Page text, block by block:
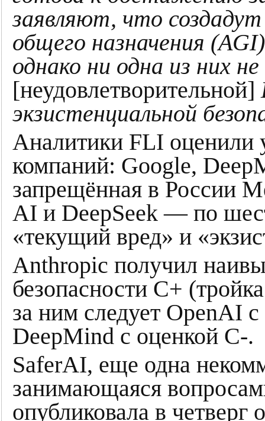
заявляют, что
общего назначения
однако ни одна из них
[неудовлетворительной]
экзистенциальной
Аналитики FLI оценили
компаний: Google,
запрещённая в России
AI и DeepSeek — по
«текущий вред» и
Anthropic получил
безопасности C+
за ним следует OpenAI
DeepMind с оценкой C-.
SaferAI, еще одна
занимающаяся
опубликовала в четверг